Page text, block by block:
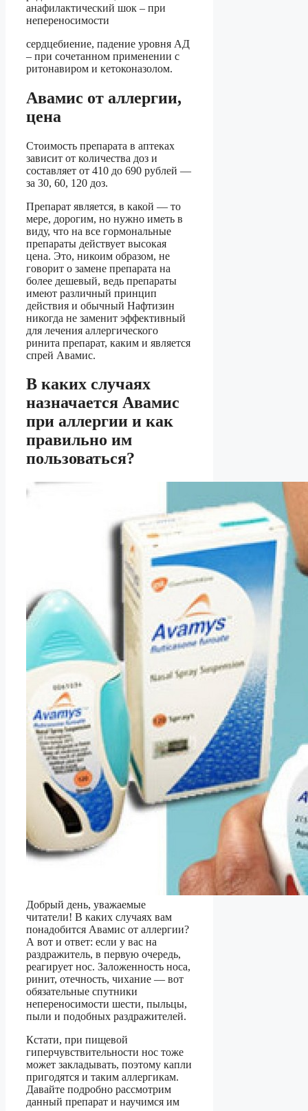
анафилактический шок – при
непереносимости
сердцебиение, падение уровня АД
– при сочетанном применении с
ритонавиром и кетоконазолом.
Авамис от аллергии,
цена
Стоимость препарата в аптеках
зависит от количества доз и
составляет от 410 до 690 рублей —
за 30, 60, 120 доз.
Препарат является, в какой — то
мере, дорогим, но нужно иметь в
виду, что на все гормональные
препараты действует высокая
цена. Это, никоим образом, не
говорит о замене препарата на
более дешевый, ведь препараты
имеют различный принцип
действия и обычный Нафтизин
никогда не заменит эффективный
для лечения аллергического
ринита препарат, каким и является
спрей Авамис.
В каких случаях
назначается Авамис
при аллергии и как
правильно им
пользоваться?
Добрый день, уважаемые
читатели! В каких случаях вам
понадобится Авамис от аллергии?
А вот и ответ: если у вас на
раздражитель, в первую очередь,
реагирует нос. Заложенность носа,
ринит, отечность, чихание — вот
обязательные спутники
непереносимости шести, пыльцы,
пыли и подобных раздражителей.
Кстати, при пищевой
гиперчувствительности нос тоже
может закладывать, поэтому капли
пригодятся и таким аллергикам.
Давайте подробно рассмотрим
данный препарат и научимся им